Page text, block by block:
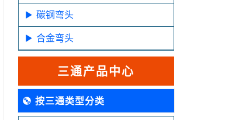
碳钢弯头
合金弯头
三通产品中心
按三通类型分类